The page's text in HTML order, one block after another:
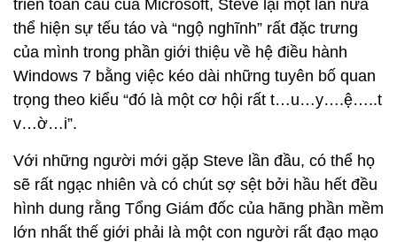
triển toàn cầu của Microsoft, Steve lại một lần nữa
thể hiện sự tếu táo và “ngộ nghĩnh” rất đặc trưng
của mình trong phần giới thiệu về hệ điều hành
Windows 7 bằng việc kéo dài những tuyên bố quan
trọng theo kiểu “đó là một cơ hội rất t…u…y….ệ…..t
v…ờ…i”.
Với những người mới gặp Steve lần đầu, có thể họ
sẽ rất ngạc nhiên và có chút sợ sệt bởi hầu hết đều
hình dung rằng Tổng Giám đốc của hãng phần mềm
lớn nhất thế giới phải là một con người rất đạo mạo